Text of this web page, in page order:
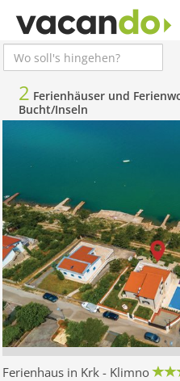
2 Ferienhäuser und
Bucht/Inseln
Ferienhaus in Krk - Klimno